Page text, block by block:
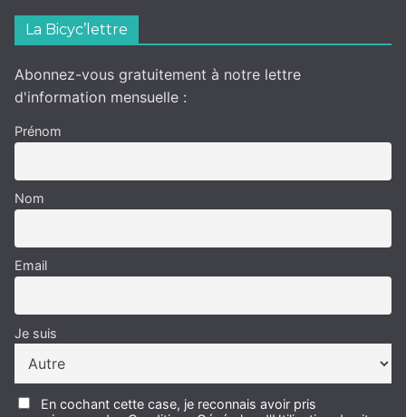
La Bicyc’lettre
Abonnez-vous gratuitement à notre lettre
d'information mensuelle :
Prénom
Nom
Email
Je suis
En cochant cette case, je reconnais avoir pris